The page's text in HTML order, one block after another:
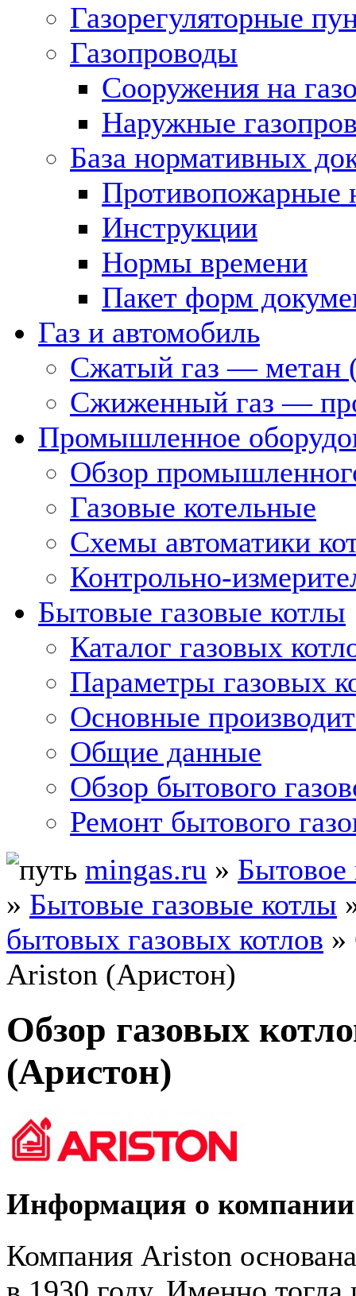
Газорегуляторные
Газопроводы
Сооружения на
Наружные
База нормативных
Противопожарные
Инструкции
Нормы времени
Пакет форм
Газ и автомобиль
Сжатый газ — метан
Сжиженный газ —
Промышленное
Обзор
Газовые котельные
Схемы автоматики
Контрольно-
Бытовые газовые котлы
Каталог газовых
Параметры газовых
Основные
Общие данные
Обзор бытового
Ремонт бытового
mingas.ru » Бытовое
» Бытовые газовые котлы
бытовых газовых котлов »
Ariston (Аристон)
Обзор газовых
(Аристон)
Информация о
Компания Ariston